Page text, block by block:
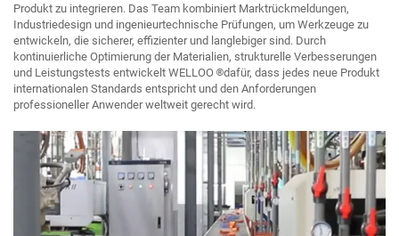
Produkt zu integrieren. Das Team kombiniert Marktrückmeldungen,
Industriedesign und ingenieurtechnische Prüfungen, um Werkzeuge zu
entwickeln, die sicherer, effizienter und langlebiger sind. Durch
kontinuierliche Optimierung der Materialien, strukturelle Verbesserungen
und Leistungstests entwickelt WELLOO ®dafür, dass jedes neue Produkt
internationalen Standards entspricht und den Anforderungen
professioneller Anwender weltweit gerecht wird.